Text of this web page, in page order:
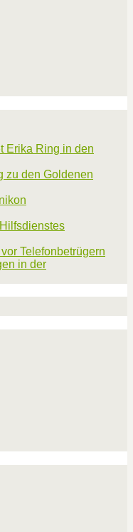
Erika Ring in den
zu den Goldenen
Telefonbetrügern
in der